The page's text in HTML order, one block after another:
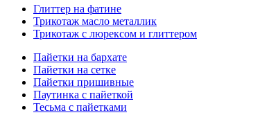
Глиттер на фатине
Трикотаж масло металлик
Трикотаж с люрексом и глиттером
Пайетки на бархате
Пайетки на сетке
Пайетки пришивные
Паутинка с пайеткой
Тесьма с пайетками